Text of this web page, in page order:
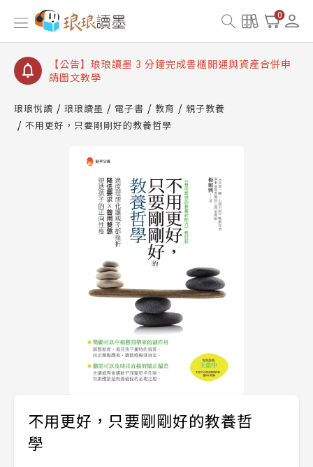
0
【公告】琅琅讀墨數位閱讀資產合併與書櫃開通申請
【公告】琅琅讀墨書櫃開通常見問題
【公告】琅琅讀墨 3 分鐘完成書櫃開通與資產合併申
請圖文教學
查詢
【公告】琅琅讀墨數位閱讀資產合併與書櫃開通申請
琅琅悅讀 琅琅讀墨 電子書 教育
親子教養
不用更好，只要剛剛好的教養哲學
不用更好，只要剛剛好的教養哲
學